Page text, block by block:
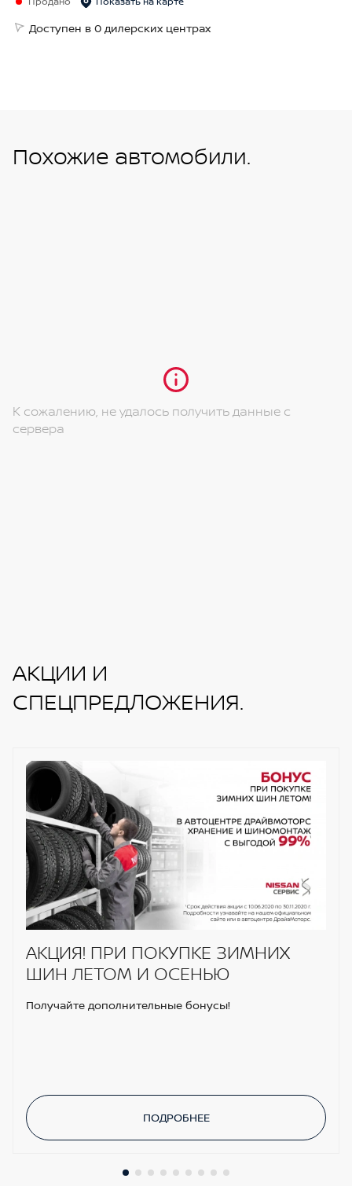
Доступен в 0 дилерских центрах
Похожие автомобили.
К сожалению, не удалось получить данные с
сервера
АКЦИИ И
СПЕЦПРЕДЛОЖЕНИЯ.
АКЦИЯ! ПРИ ПОКУПКЕ ЗИМНИХ
ШИН ЛЕТОМ И ОСЕНЬЮ
Получайте дополнительные бонусы!
ПОДРОБНЕЕ